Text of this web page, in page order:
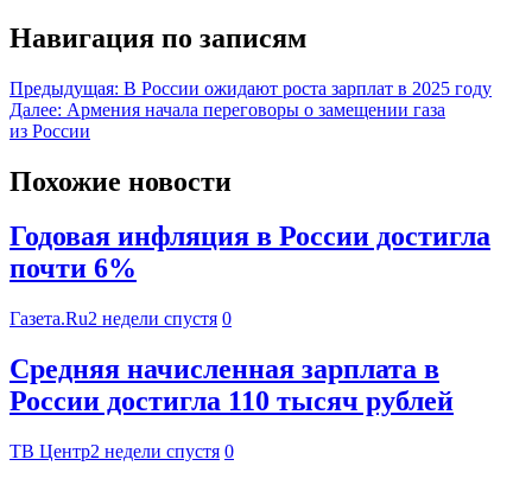
Навигация по записям
Предыдущая: В России ожидают роста зарплат в 2025 году
Далее: Армения начала переговоры о замещении газа
из России
Похожие новости
Годовая инфляция в России достигла
почти 6%
Газета.Ru2 недели спустя 0
Средняя начисленная зарплата в
России достигла 110 тысяч рублей
ТВ Центр2 недели спустя 0